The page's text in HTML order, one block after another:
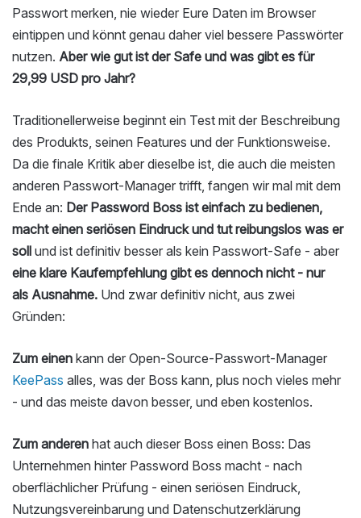
Passwort merken, nie wieder Eure Daten im Browser
eintippen und könnt genau daher viel bessere Passwörter
nutzen. Aber wie gut ist der Safe und was gibt es für
29,99 USD pro Jahr?
Traditionellerweise beginnt ein Test mit der Beschreibung
des Produkts, seinen Features und der Funktionsweise.
Da die finale Kritik aber dieselbe ist, die auch die meisten
anderen Passwort-Manager trifft, fangen wir mal mit dem
Ende an: Der Password Boss ist einfach zu bedienen,
macht einen seriösen Eindruck und tut reibungslos was er
soll und ist definitiv besser als kein Passwort-Safe - aber
eine klare Kaufempfehlung gibt es dennoch nicht - nur
als Ausnahme. Und zwar definitiv nicht, aus zwei
Gründen:
Zum einen kann der Open-Source-Passwort-Manager
KeePass alles, was der Boss kann, plus noch vieles mehr
- und das meiste davon besser, und eben kostenlos.
Zum anderen hat auch dieser Boss einen Boss: Das
Unternehmen hinter Password Boss macht - nach
oberflächlicher Prüfung - einen seriösen Eindruck,
Nutzungsvereinbarung und Datenschutzerklärung